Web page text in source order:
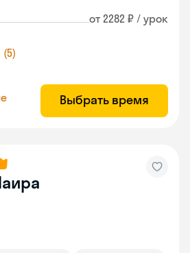
от 2282 ₽ / урок
Выбрать время